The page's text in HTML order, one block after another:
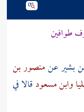
طوافين
بشيرعنمنصور بن
وابن مسعودقالا في